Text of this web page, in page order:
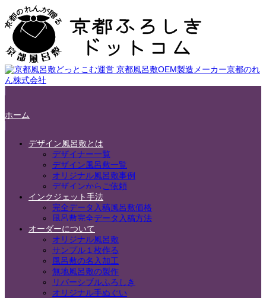
ホーム
デザイン風呂敷とは
デザイナー一覧
デザイン風呂敷一覧
オリジナル風呂敷事例
デザインからご依頼
インクジェット手法
完全データ入稿風呂敷価格
風呂敷完全データ入稿方法
オーダーについて
オリジナル風呂敷
サンプル１枚作る
風呂敷の名入加工
無地風呂敷の製作
リバーシブルふろしき
オリジナル手ぬぐい